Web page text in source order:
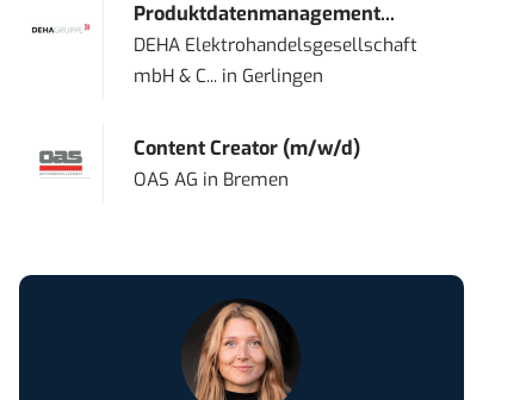
Produktdatenmanagement...
DEHA Elektrohandelsgesellschaft
mbH & C... in Gerlingen
Content Creator (m/w/d)
OAS AG in Bremen